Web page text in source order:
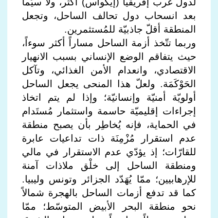
بعد انسحاب دول تحالف الساحل، وتجعل
المنطقة أقلّ جاذبيّة للمُستثمرين.
وربما تتّخذ أزمة الساحل مساراً أكثر سوءاً،
حيث يتفاقم الوضع الإنساني بسبب الانهيار
الاقتصادي، وانعدام الأمن الغذائي، وتآكل
الحَوْكَمَة. ولعلّ هذا المنحى يجعل الساحل
أولويّة أمنيّة وإنسانيّة؛ وإذا لم يتم اتخاذ
إجراءات إقليميّة حاسمة واستثمار مُستَدام
في الحماية، فإنه يُخاطِر بأن يصبح منطقة
عدم استقرار مُزْمِنَة ذات تداعيات عابرة
للقارّات؛ إذ يؤدّي عدم الاستقرار في مالي
ومنطقة الساحل إلى خلْق ملاذات آمنة
للإرهابيين؛ ممّا يُهَدّد الجزائر وتونس وليبيا.
كما قد تدفع أزمات الساحل بالهجرة شمالاً
نحو منطقة البحر الأبيض المتوسّط؛ ممّا